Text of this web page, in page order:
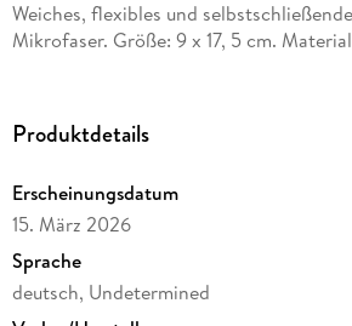
Weiches, flexibles und
Mikrofaser. Größe: 9 x 17, 5 cm.
Produktdetails
Erscheinungsdatum
15. März 2026
Sprache
deutsch, Undetermined